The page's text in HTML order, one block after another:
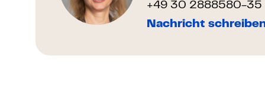
+49 30 2888580-35
Nachricht